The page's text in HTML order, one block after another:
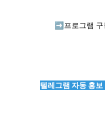
➡️ 프로그램
텔레그램 자동 홍